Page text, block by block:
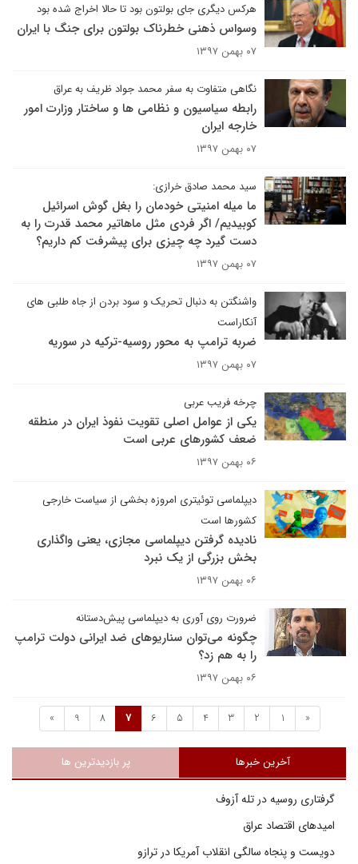
هرکس دیگری جای بولتون بود تا حالا اخراج شده بود
وسواس ذهنی خطرناک بولتون برای جنگ با ایران
۰۷ بهمن ۱۳۹۷
نگاهی متفاوت به سفر محمد جواد ظریف به عراق
رابطه سیاسیون و نظامی ها و ساختار وزارت امور
خارجه ایران
۰۷ بهمن ۱۳۹۷
سید محمد صادق خرازی:
ما میله امنیتی خودمان را بغل گوش اسرائیل
کوبیدیم/ اگر فردی مثل ماهاتیر محمد قدرت را به
دست گیرد چه چیزی برای پیشرفت کم داریم؟
۰۷ بهمن ۱۳۹۷
واشنگتن به دنبال تحریک و سود بردن از جاه طلبی های
آنکاراست
ضربه ترامپ به محور روسیه-ترکیه در سوریه
۰۷ بهمن ۱۳۹۷
چرخه فریب عربی
یکی از عوامل اصلی تقویت نفوذ ایران در منطقه
ضعف کشورهای عربی است
۰۶ بهمن ۱۳۹۷
دیپلماسی توئیتری امروزه بخشی از سیاست خارجی
کشورها است
نادیده گرفتن دیپلماسی مجازی، یعنی واگذاری
بخش بزرگی از یک نبرد
۰۶ بهمن ۱۳۹۷
ضرورت روی آوری به دیپلماسی پیش‌دستانه
چگونه می‌توان سناریوهای ضد ایرانی دولت ترامپ
را به هم زد؟
۰۶ بهمن ۱۳۹۷
«
1
2
3
4
5
6
7
8
9
»
آخرین خبرها پر بازدیدترین ها
گرفتاری روسیه در تله آزوف
امیدهای اقتصاد عراق
دویست و پنجاه سالگی انقلاب آمریکا در ترازو